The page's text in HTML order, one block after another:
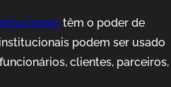
têm o poder de
podem ser usado
clientes, parceiros,